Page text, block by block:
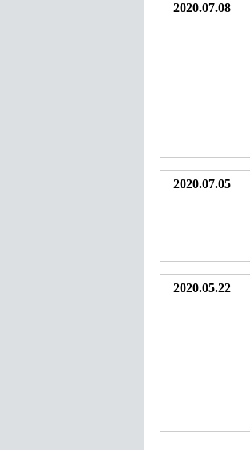
2020.07.08
2020.07.05
2020.05.22